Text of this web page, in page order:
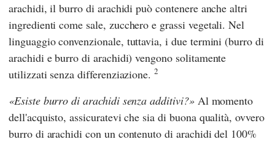
arachidi, il burro di arachidi può contenere anche altri
ingredienti come sale, zucchero e grassi vegetali. Nel
linguaggio convenzionale, tuttavia, i due termini (burro di
arachidi e burro di arachidi) vengono solitamente
utilizzati senza differenziazione.2
Esiste burro di arachidi senza additivi? Al momento
dell'acquisto, assicuratevi che sia di buona qualità, ovvero
burro di arachidi con un contenuto di arachidi del 100%